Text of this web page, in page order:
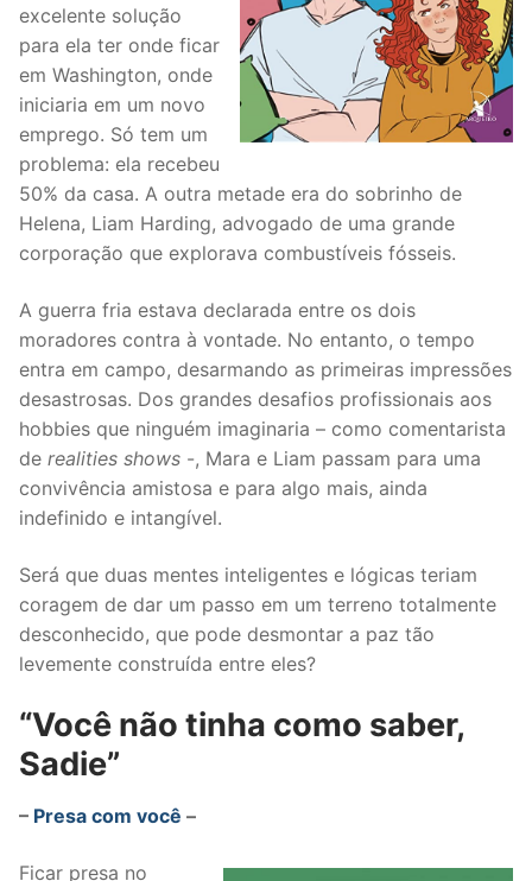
excelente solução
para ela ter onde ficar
em Washington, onde
iniciaria em um novo
emprego. Só tem um
problema: ela recebeu
50% da casa. A outra metade era do sobrinho de
Helena, Liam Harding, advogado de uma grande
corporação que explorava combustíveis fósseis.
A guerra fria estava declarada entre os dois
moradores contra à vontade. No entanto, o tempo
entra em campo, desarmando as primeiras impressões
desastrosas. Dos grandes desafios profissionais aos
hobbies que ninguém imaginaria – como comentarista
de realities shows -, Mara e Liam passam para uma
convivência amistosa e para algo mais, ainda
indefinido e intangível.
Será que duas mentes inteligentes e lógicas teriam
coragem de dar um passo em um terreno totalmente
desconhecido, que pode desmontar a paz tão
levemente construída entre eles?
“Você não tinha como saber,
Sadie”
– Presa com você –
Ficar presa no